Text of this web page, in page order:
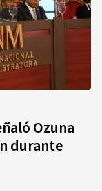
Ozuna
durante